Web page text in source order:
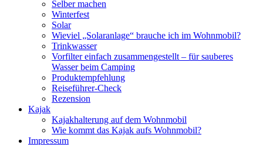
Selber machen
Winterfest
Solar
Wieviel „Solaranlage“ brauche ich im Wohnmobil?
Trinkwasser
Vorfilter einfach zusammengestellt – für sauberes
Wasser beim Camping
Produktempfehlung
Reiseführer-Check
Rezension
Kajak
Kajakhalterung auf dem Wohnmobil
Wie kommt das Kajak aufs Wohnmobil?
Impressum